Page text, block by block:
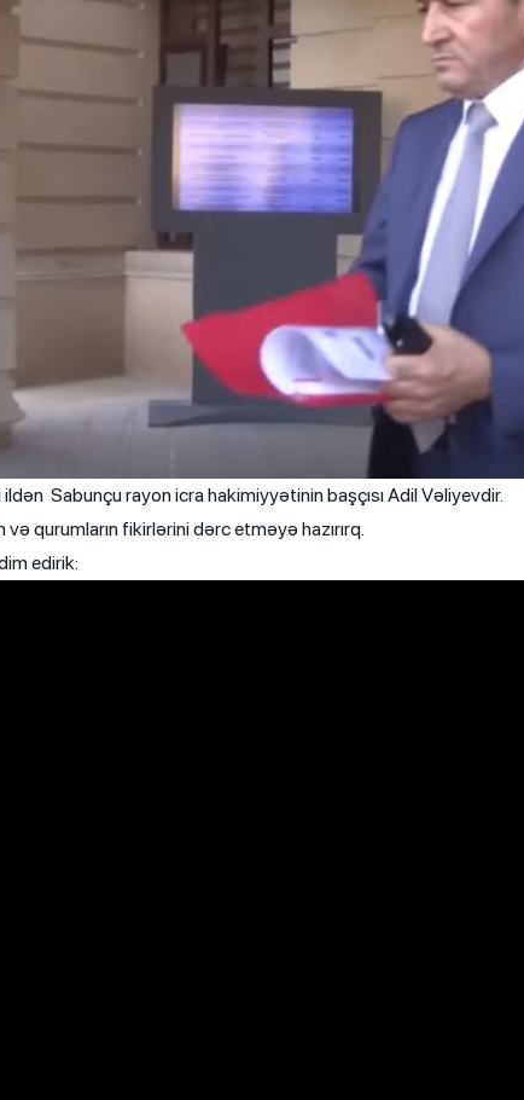
Sabunçu rayon icra hakimiyyətinin başçısı Adil Vəliyevdir.
və qurumların fikirlərini dərc etməyə hazırırq.
edirik: